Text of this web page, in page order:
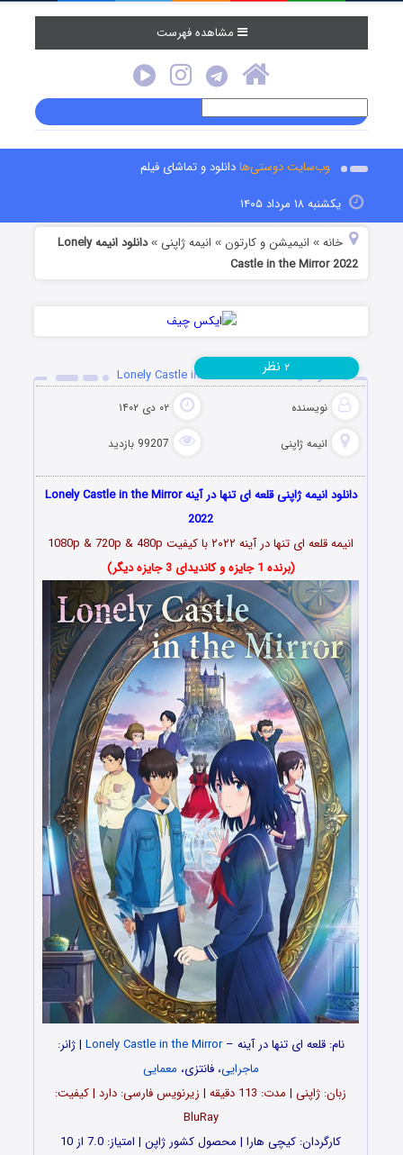
مشاهده فهرست
وب‌سایت دوستی‌هادانلود و تماشای فیلم
یکشنبه ۱۸ مرداد ۱۴۰۵
خانه » انیمیشن و کارتون » انیمه ژاپنی »
دانلود انیمه Lonely
Castle in the Mirror 2022
دانلود انیمه Lonely Castle in the Mirror 2022
نویسنده ۰۲ دی ۱۴۰۲
انیمه ژاپنی 99207 بازدید
۲ نظر
دانلود انیمه ژاپنی قلعه ای تنها در آینه Lonely Castle in the Mirror
2022
انیمه قلعه ای تنها در آینه ۲۰۲۲
با کیفیت 1080p & 720p & 480p
(برنده 1 جایزه و کاندیدای 3 جایزه دیگر)
نام: قلعه ای تنها در آینه –Lonely Castle in the Mirror | ژانر:
ماجرایی، فانتزی، معمایی
زبان: ژاپنی | مدت‌: 113 دقیقه | زیرنویس فارسی: دارد | کیفیت:
BluRay
کارگردان: کیچی هارا | محصول کشور ژاپن | امتیاز: 7.0 از 10